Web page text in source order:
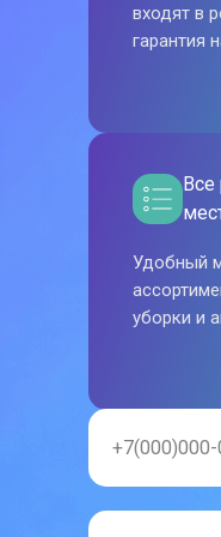
входят в
гарантия
Удобный
уборки и